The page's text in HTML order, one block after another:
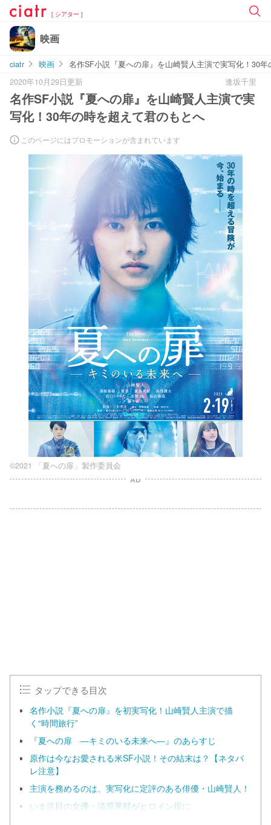
[ シアター ]
映画
ciatr 映画
名作SF小説『夏への扉』を山崎賢人主演で実写化！30
2020年10月29日更新
逢坂千里
名作SF小説『夏への扉』を山崎賢人主演で実
写化！30年の時を超えて君のもとへ
このページにはプロモーションが含まれています
©2021 「夏への扉」製作委員会
AD
タップできる目次
名作小説『夏への扉』を初実写化！山崎賢人主演で描
く“時間旅行”
『夏への扉 ―キミのいる未来へ―』のあらすじ
原作は今なお愛される米SF小説！その結末は？【ネタバ
レ注意】
主演を務めるのは、実写化に定評のある俳優・山崎賢人！
いま注目の女優・清原果耶がヒロイン役に